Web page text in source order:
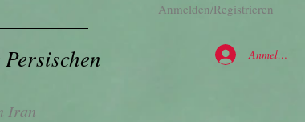
Anmelden/Registrieren
Anmelden
Iran